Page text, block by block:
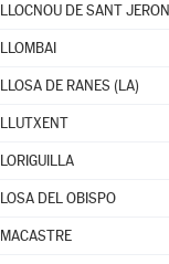
LLOCNOU DE SANT JERONI
LLOMBAI
LLOSA DE RANES (LA)
LLUTXENT
LORIGUILLA
LOSA DEL OBISPO
MACASTRE